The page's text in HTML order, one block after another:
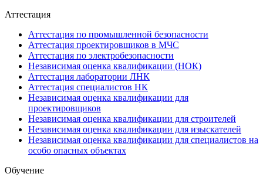
Аттестация
Аттестация по промышленной безопасности
Аттестация проектировщиков в МЧС
Аттестация по электробезопасности
Независимая оценка квалификации (НОК)
Аттестация лаборатории ЛНК
Аттестация специалистов НК
Независимая оценка квалификации для
проектировщиков
Независимая оценка квалификации для строителей
Независимая оценка квалификации для изыскателей
Независимая оценка квалификации для специалистов на
особо опасных объектах
Обучение